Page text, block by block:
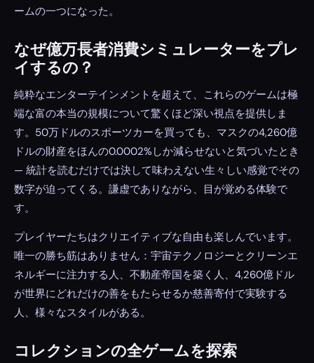
ームの一つになった。
なぜ億万長者消費シミュレーターをプレ
イするの？
純粋なエンターテインメントを超えて、これらのゲームは極
端な富の本当の規模について驚くほど深い視点を提供しま
す。50万ドルのスポーツカーを買っても、マスクの4,260億
ドルの財産をほんの0.0002%しか減らせないと気づいたとき
— 統計を読むだけでは決して味わえない生々しい感覚でその
数字が迫ってくる。謙虚でありながら、目が覚める体験で
す。
プレイヤーたちはクリエイティブな自由も楽しんでいます。
唯一の勝ち筋はありません：宇宙テクノロジーとクリーンエ
ネルギーに注力する人、不動産帝国を築く人、4,260億ドル
が世界にどれだけの善をもたらせるか慈善寄付で実験する
人、様々なスタイルがある。
コレクションの全ゲームを探索